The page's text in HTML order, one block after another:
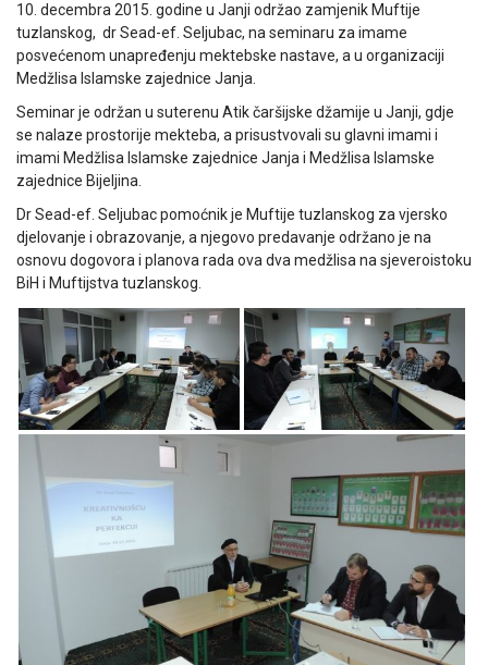
10. decembra 2015. godine u Janji održao zamjenik Muftije
tuzlanskog, dr Sead-ef. Seljubac, na seminaru za imame
posvećenom unapređenju mektebske nastave, a u organizaciji
Medžlisa Islamske zajednice Janja.
Seminar je održan u suterenu Atik čaršijske džamije u Janji, gdje
se nalaze prostorije mekteba, a prisustvovali su glavni imami i
imami Medžlisa Islamske zajednice Janja i Medžlisa Islamske
zajednice Bijeljina.
Dr Sead-ef. Seljubac pomoćnik je Muftije tuzlanskog za vjersko
djelovanje i obrazovanje, a njegovo predavanje održano je na
osnovu dogovora i planova rada ova dva medžlisa na sjeveroistoku
BiH i Muftijstva tuzlanskog.